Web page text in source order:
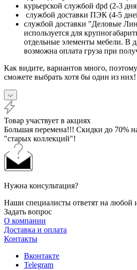
курьерской службой dpd (2-3
службой доставки ПЭК (4-5
службой доставки "Деловые
используется для
отдельные элементы мебели. В
возможна оплата груза при
Как видите, вариантов много,
сможете выбрать хотя бы один из них!
Товар участвует в акциях
Большая перемена!!! Скидки до 70%
"старых коллекций"!
Нужна консультация?
Наши специалисты ответят на любой
Задать вопрос
О компании
Доставка и оплата
Контакты
Вконтакте
Telegram